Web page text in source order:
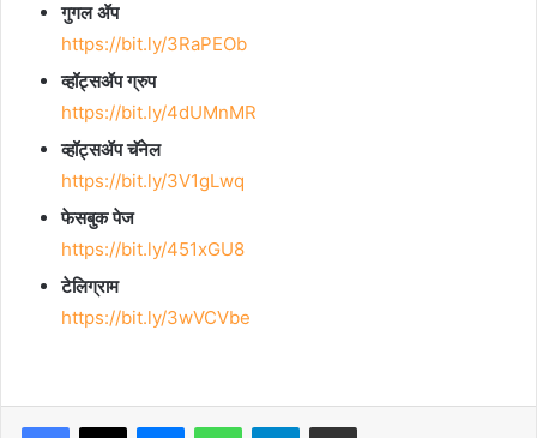
गुगल ॲप
https://bit.ly/3RaPEOb
व्हॉट्सॲप ग्रुप
https://bit.ly/4dUMnMR
व्हॉट्सॲप चॅनेल
https://bit.ly/3V1gLwq
फेसबुक पेज
https://bit.ly/451xGU8
टेलिग्राम
https://bit.ly/3wVCVbe
Facebook
X MessengerWhatsAppTelegramShare via Email